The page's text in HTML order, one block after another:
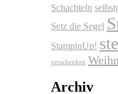
Schachteln
Setz die Segel
StampinUp!
verschenken
Archiv